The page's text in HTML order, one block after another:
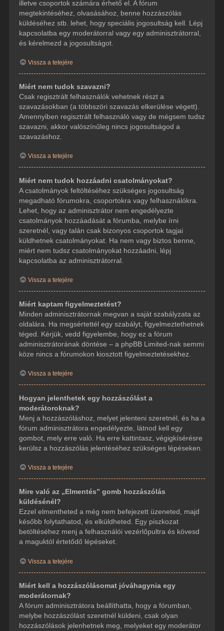
illetve csoportok számára érhető el. A fórum
megtekintéséhez, olvasásához, benne hozzászólás
küldéséhez stb. lehet, hogy speciális jogosultság kell. Lépj
kapcsolatba egy moderátorral vagy egy adminisztrátorral,
és kérelmezd a jogosultságot.
Vissza a tetejére
Miért nem tudok szavazni?
Csak regisztrált felhasználók vehetnek részt a
szavazásokban (a többszöri szavazás elkerülése végett).
Amennyiben regisztrált felhasználó vagy de mégsem tudsz
szavazni, akkor valószínűleg nincs jogosultságod a
szavazáshoz.
Vissza a tetejére
Miért nem tudok hozzáadni csatolmányokat?
A csatolmányok feltöltéséhez szükséges jogosultság
megadható fórumokra, csoportokra vagy felhasználókra.
Lehet, hogy az adminisztrátor nem engedélyezte
csatolmányok hozzáadását a fórumba, melybe írni
szeretnél, vagy talán csak bizonyos csoportok tagjai
küldhetnek csatolmányokat. Ha nem vagy biztos benne,
miért nem tudsz csatolmányokat hozzáadni, lépj
kapcsolatba az adminisztrátorral.
Vissza a tetejére
Miért kaptam figyelmeztetést?
Minden adminisztrátornak megvan a saját szabályzata az
oldalára. Ha megsértettél egy szabályt, figyelmeztethetnek
téged. Kérjük, vedd figyelembe, hogy ez a fórum
adminisztrátorának döntése – a phpBB Limited-nak semmi
köze nincs a fórumokon kiosztott figyelmeztetésekhez.
Vissza a tetejére
Hogyan jelenthetek egy hozzászólást a
moderátoroknak?
Menj a hozzászóláshoz, melyet jelenteni szeretnél, és ha a
fórum adminisztrátora engedélyezte, látnod kell egy
gombot, mely erre való. Ha erre kattintasz, végigkísérésre
kerülsz a hozzászólás jelentéséhez szükséges lépéseken.
Vissza a tetejére
Mire való az „Elmentés” gomb hozzászólás
küldésénél?
Ezzel elmentheted a még nem befejezett üzeneted, majd
később folytathatod, és elküldheted. Egy piszkozat
betöltéséhez menj a felhasználói vezérlőpultra és kövesd
a maguktól értetődő lépéseket.
Vissza a tetejére
Miért kell a hozzászólásomat jóváhagynia egy
moderátornak?
A fórum adminisztrátora beállíthatta, hogy a fórumban,
melybe hozzászólást szeretnél küldeni, csak olyan
hozzászólások jelenhetnek meg, melyeket egy moderátor